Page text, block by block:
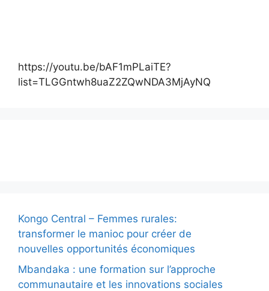
https://youtu.be/bAF1mPLaiTE?
list=TLGGntwh8uaZ2ZQwNDA3MjAyNQ
Kongo Central – Femmes rurales:
transformer le manioc pour créer de
nouvelles opportunités économiques
Mbandaka : une formation sur l’approche
communautaire et les innovations sociales